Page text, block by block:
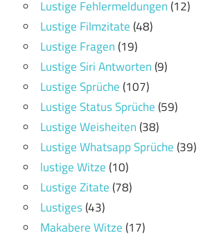
Lustige Fehlermeldungen(12)
Lustige Filmzitate(48)
Lustige Fragen(19)
Lustige Siri Antworten(9)
Lustige Sprüche(107)
Lustige Status Sprüche(59)
Lustige Weisheiten(38)
Lustige Whatsapp Sprüche(39)
lustige Witze(10)
Lustige Zitate(78)
Lustiges(43)
Makabere Witze(17)